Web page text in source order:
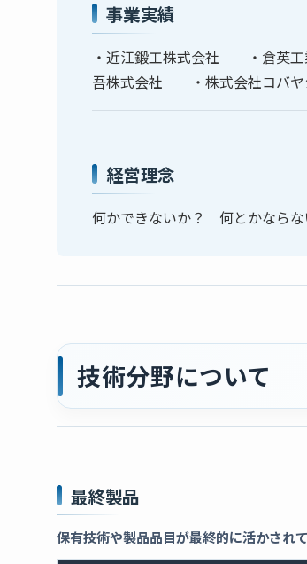
事業実績
・近江鍛工株式会社 ・倉
吾株式会社 ・株式会社コバヤ
経営理念
何かできないか？ 何とかなら
技術分野について
最終製品
保有技術や製品品目が最終的に活かされ